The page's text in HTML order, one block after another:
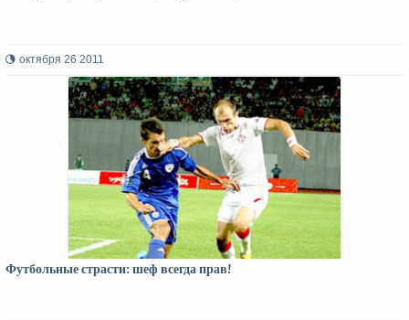
октября 26 2011
Футбольные страсти: шеф всегда прав!